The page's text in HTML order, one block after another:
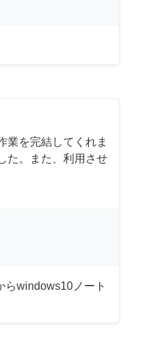
業を完結してくれま
た。また、利用させ
らwindows10ノート